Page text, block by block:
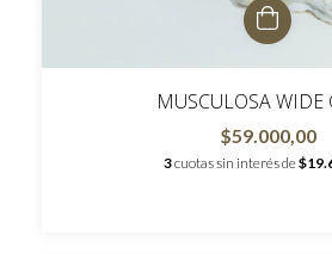
MUSCULOSA WIDE
$59.000,00
3cuotas sin interés de